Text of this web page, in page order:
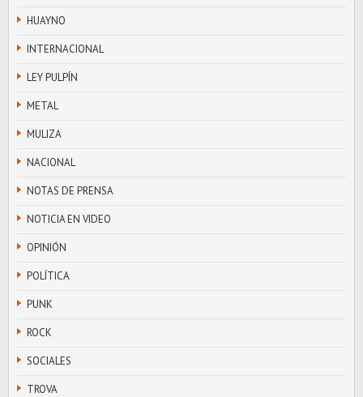
HUAYNO
INTERNACIONAL
LEY PULPÍN
METAL
MULIZA
NACIONAL
NOTAS DE PRENSA
NOTICIA EN VIDEO
OPINIÓN
POLÍTICA
PUNK
ROCK
SOCIALES
TROVA